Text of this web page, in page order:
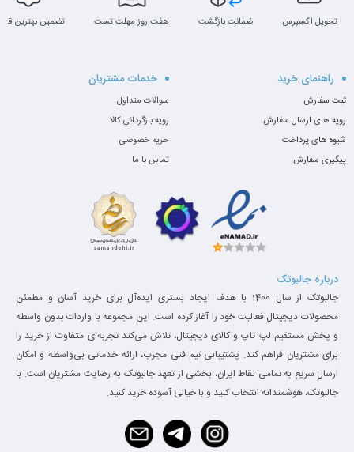
تحویل اکسپرس ضمانت بازگشت هفت روز مهلت تست تضمین بهترین
راهنمای خرید
ثبت سفارش
رویه های ارسال سفارش
شیوه های پرداخت
پیگیری سفارش
خدمات مشتریان
سوالات متداول
رویه بازگردانی کالا
حریم خصوصی
تماس با ما
درباره جالبوتک
جالبوتک از سال 1400 با هدف ایجاد بستری ایده‌آل برای خرید آسان و مطمئن
محصولات دیجیتال فعالیت خود را آغاز کرده است. این مجموعه با واردات بدون واسطه
و پخش مستقیم لپ تاپ و کالای دیجیتال، تلاش می‌کند تجربه‌ای متفاوت از خرید را
برای مشتریان فراهم کند. پشتیبانی تیم فنی مجرب، ارائه خدماتی بی‌واسطه و امکان
ارسال سریع به تمامی نقاط ایران، بخشی از تعهد جالبوتک به رضایت مشتریان است. با
جالبوتک، هوشمندانه انتخاب کنید و با خیالی آسوده خرید کنید.